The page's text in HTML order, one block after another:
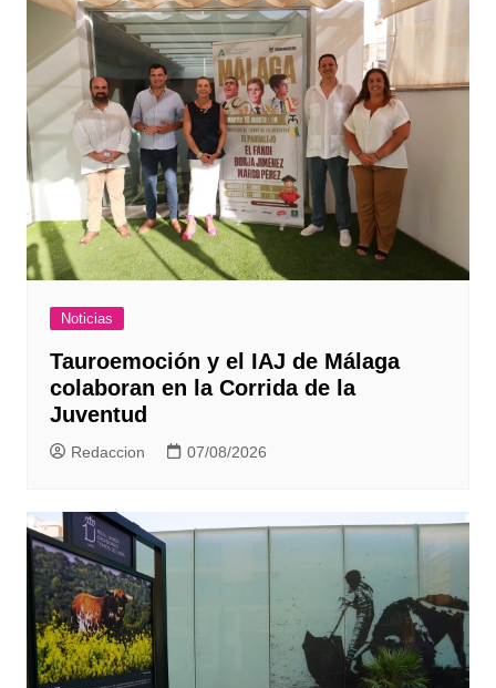
Noticias
Tauroemoción y el IAJ de Málaga
colaboran en la Corrida de la
Juventud
Redaccion 07/08/2026